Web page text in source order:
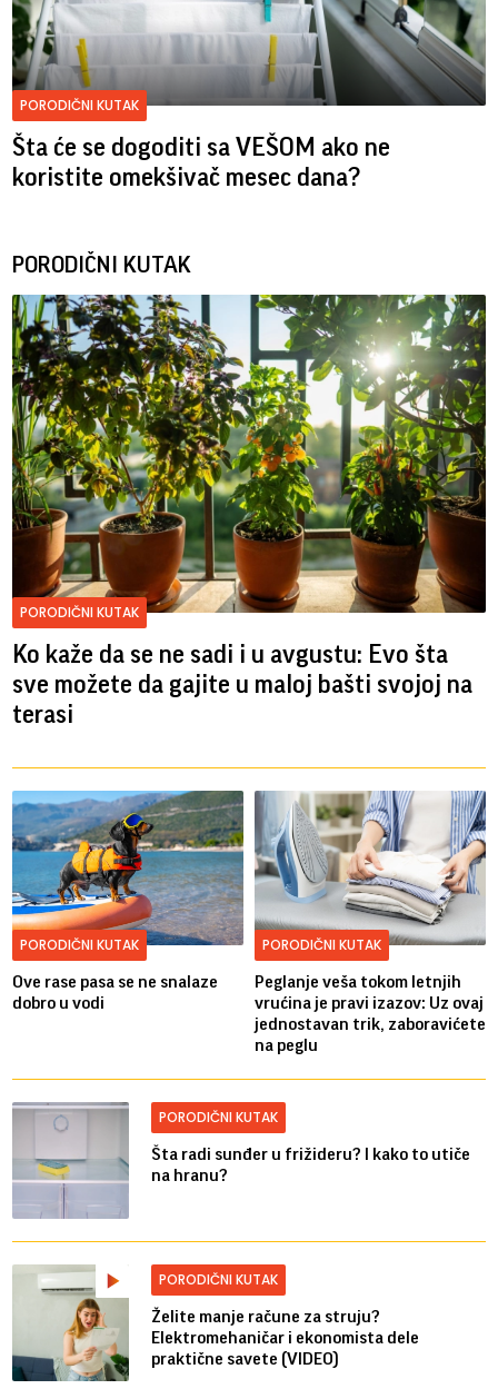
PORODIČNI KUTAK
Šta će se dogoditi sa VEŠOM ako ne
koristite omekšivač mesec dana?
PORODIČNI KUTAK
PORODIČNI KUTAK
Ko kaže da se ne sadi i u avgustu: Evo šta
sve možete da gajite u maloj bašti svojoj na
terasi
PORODIČNI KUTAK
Ove rase pasa se ne snalaze
dobro u vodi
PORODIČNI KUTAK
Peglanje veša tokom letnjih
vrućina je pravi izazov: Uz ovaj
jednostavan trik, zaboravićete
na peglu
PORODIČNI KUTAK
Šta radi sunđer u frižideru? I kako to utiče
na hranu?
PORODIČNI KUTAK
Želite manje račune za struju?
Elektromehaničar i ekonomista dele
praktične savete (VIDEO)